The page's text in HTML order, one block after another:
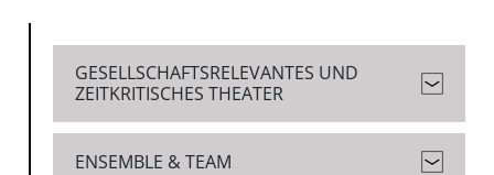
GESELLSCHAFTSRELEVANTES UND
ZEITKRITISCHES THEATER
ENSEMBLE & TEAM